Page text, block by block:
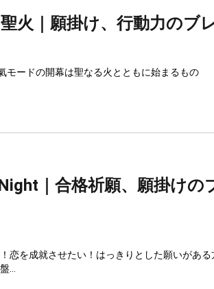
火｜願掛け、行動力のブ
モードの開幕は聖なる火とともに始まるもの
｜合格祈願、願掛けの
恋を成就させたい！はっきりとした願いがあ
...